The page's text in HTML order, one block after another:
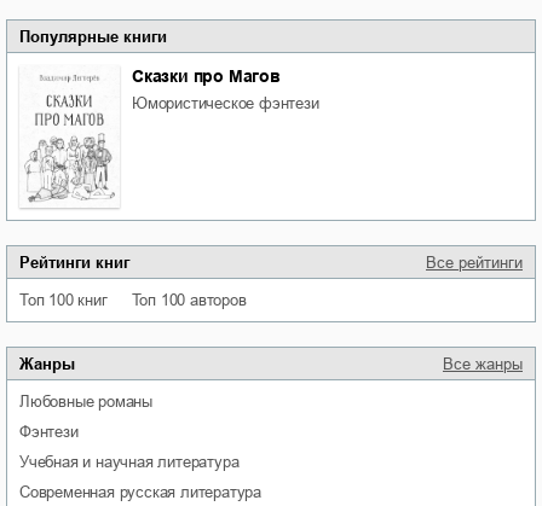
Популярные книги
Сказки про Магов
юмористическое фэнтези
Рейтинги книг Все рейтинги
Топ 100 книг Топ 100 авторов
Жанры Все жанры
любовные романы
фэнтези
учебная и научная литература
современная русская литература